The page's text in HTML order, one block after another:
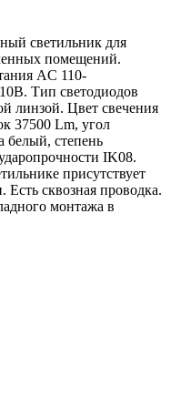
светильник для
помещений.
AC 110-
Тип светодиодов
линзой. Цвет свечения
37500 Lm, угол
белый, степень
IK08.
присутствует
сквозная проводка.
монтажа в